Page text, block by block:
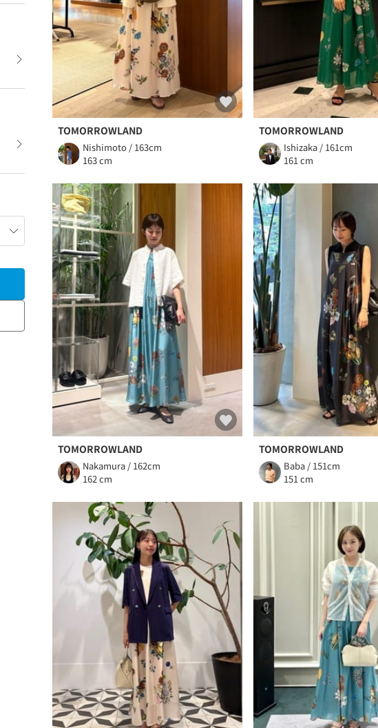
TOMORROWLAND
Nishimoto / 163cm
163 cm
TOMORROWLAND
Ishizaka / 161cm
161 cm
TOMORROWLAND
Nakamura / 162cm
162 cm
TOMORROWLAND
Baba / 151cm
151 cm